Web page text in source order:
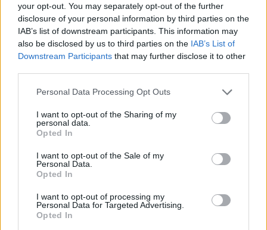
your opt-out. You may separately opt-out of the further
disclosure of your personal information by third parties on the
IAB’s list of downstream participants. This information may
also be disclosed by us to third parties on the IAB’s List of
Downstream Participants that may further disclose it to other
Please note that this website/app uses one or more Google
not limited to your visit or usage behaviour. You may click to
grant or deny consent to Google and its third-party tags to
use your data for below specified purposes in below Google
consent section.
Personal Data Processing Opt Outs
I want to opt-out of the Sharing of my
personal data.
Opted In
I want to opt-out of the Sale of my
Personal Data.
Opted In
I want to opt-out of processing my
Personal Data for Targeted Advertising.
Opted In
F
a
ce
b
o
o
k
T
w
it
te
r
Pi
n
te
re
st
W
h
at
s
A
p
S
h
a
re
Articolo precedente
Prossimo articolo
NOTIZIE RECENTI
Film internazionale, casting per comparse in
Costa Smeralda
Porto Rotondo ospita la grande sfida della vela
nell’estate 2026